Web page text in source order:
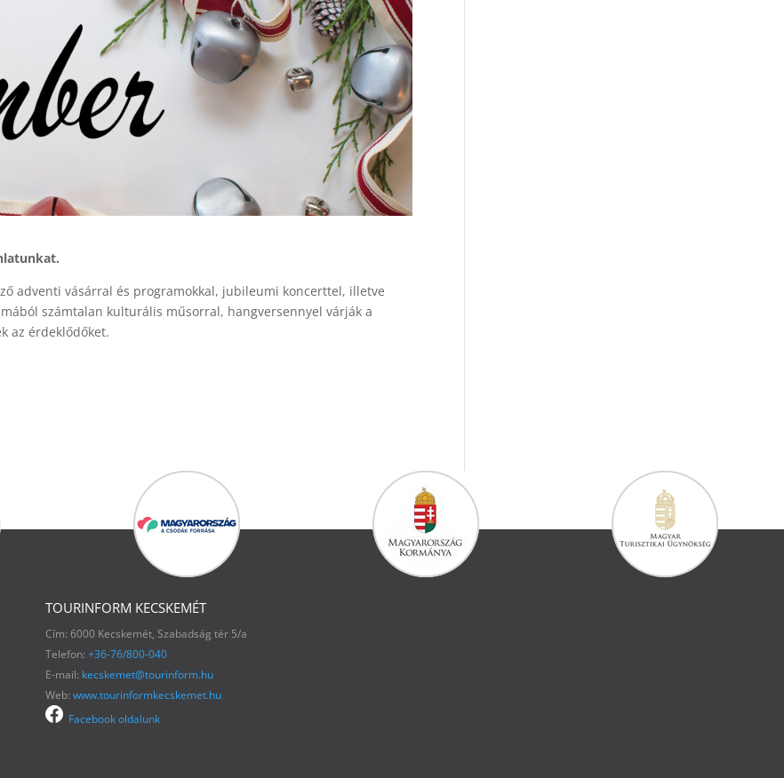
adventi vásárral és programokkal, jubileumi koncerttel, illetve
számtalan kulturális műsorral, hangversennyel várják a
az érdeklődőket.
TOURINFORM KECSKEMÉT
Cím: 6000 Kecskemét, Szabadság tér 5/a
Telefon: +36-76/800-040
E-mail: kecskemet@tourinform.hu
Web: www.tourinformkecskemet.hu
Facebook oldalunk